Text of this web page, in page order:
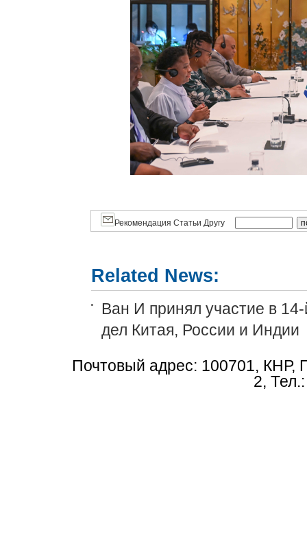
Рекомендация Статьи Другу
Related News:
Ван И принял участие в
дел Китая, России и Индии
Почтовый адрес: 100701, КНР,
2,